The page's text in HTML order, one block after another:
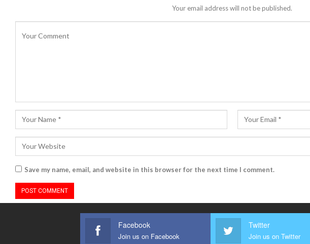
Your email address will not be published.
Save my name, email, and website in this browser for the next time I comment.
Facebook
Join us on Facebook
Twitter
Join us on Twitter